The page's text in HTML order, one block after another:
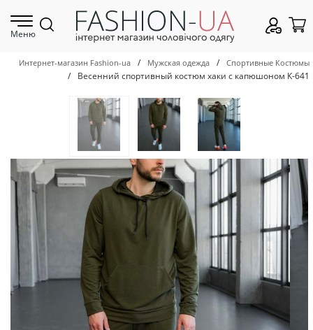
Меню
Интернет-магазин Fashion-ua / Мужская одежда / Спортивные Костюмы
/ Весенний спортивный костюм хаки с капюшоном К-641